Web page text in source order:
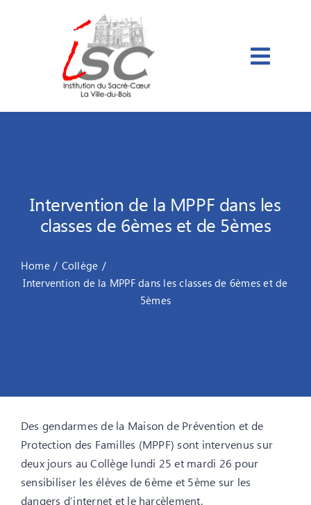
Intervention de la MPPF dans les
classes de 6èmes et de 5èmes
Home
Collège
Intervention de la MPPF dans les classes de 6èmes et de
5èmes
Des gendarmes de la Maison de Prévention et de
Protection des Familles (MPPF) sont intervenus sur
deux jours au Collège lundi 25 et mardi 26 pour
sensibiliser les élèves de 6ème et 5ème sur les